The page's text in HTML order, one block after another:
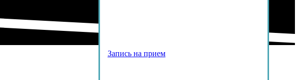
Запись на прием